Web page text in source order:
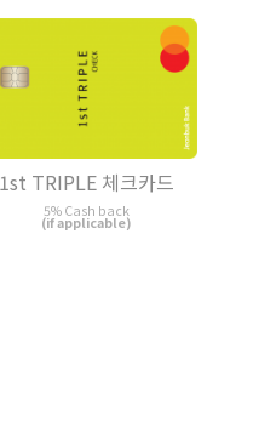
1st TRIPLE 체크카드
5% Cash back
(if applicable)